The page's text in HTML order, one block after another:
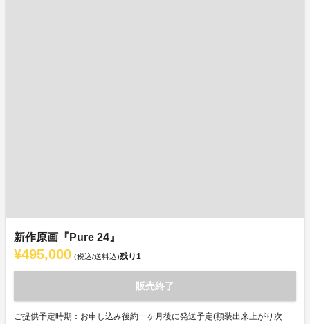
新作原画『Pure 24』
¥495,000 (税込/送料込)残り1
販売終了
ご提供予定時期：お申し込み後約一ヶ月後に発送予定(額装出来上がり次